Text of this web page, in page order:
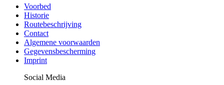
Voorbed
Historie
Routebeschrijving
Contact
Algemene voorwaarden
Gegevensbescherming
Imprint
Social Media